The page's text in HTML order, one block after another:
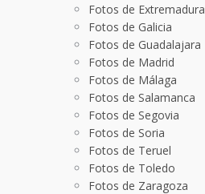
Fotos de Extremadura
Fotos de Galicia
Fotos de Guadalajara
Fotos de Madrid
Fotos de Málaga
Fotos de Salamanca
Fotos de Segovia
Fotos de Soria
Fotos de Teruel
Fotos de Toledo
Fotos de Zaragoza